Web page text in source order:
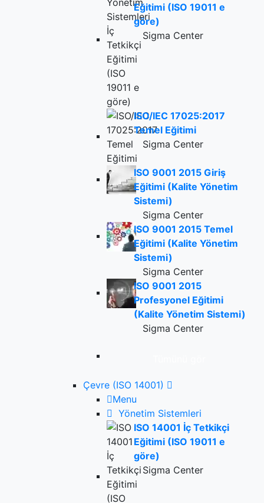
Eğitimi (ISO 19011 e
göre)
Sigma Center
ISO/IEC 17025:2017
Temel Eğitimi
Sigma Center
ISO 9001 2015 Giriş
Eğitimi (Kalite Yönetim
Sistemi)
Sigma Center
ISO 9001 2015 Temel
Eğitimi (Kalite Yönetim
Sistemi)
Sigma Center
ISO 9001 2015
Profesyonel Eğitimi
(Kalite Yönetim Sistemi)
Sigma Center
Çevre (ISO 14001)
Menu
Yönetim Sistemleri
ISO 14001 İç Tetkikçi
Eğitimi (ISO 19011 e
göre)
Sigma Center